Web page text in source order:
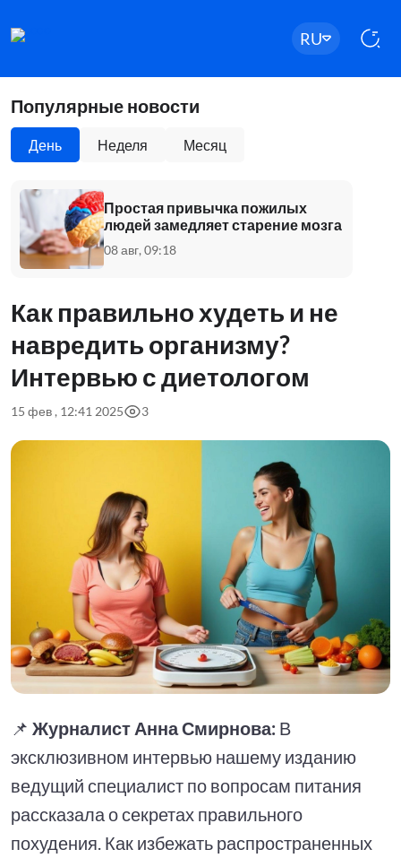
RU
Популярные новости
День Неделя Месяц
Простая привычка пожилых
людей замедляет старение мозга
08 авг, 09:18
Как правильно худеть и не
навредить организму?
Интервью с диетологом
15 фев , 12:41 2025 3
📌 Журналист Анна Смирнова: В
эксклюзивном интервью нашему изданию
ведущий специалист по вопросам питания
рассказала о секретах правильного
похудения. Как избежать распространенных